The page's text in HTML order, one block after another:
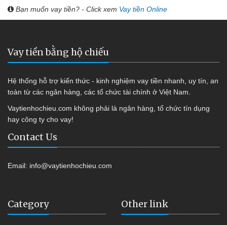
Bạn muốn vay tiền? - Click xem Vay tiền Online
Vay tiền bằng hộ chiếu
Hệ thống hỗ trợ kiến thức - kinh nghiệm vay tiền nhanh, uy tín, an
toàn từ các ngân hàng, các tổ chức tài chính ở Việt Nam.
Vaytienhochieu.com không phải là ngân hàng, tổ chức tín dụng
hay công ty cho vay!
Contact Us
Email: info@vaytienhochieu.com
Category Other link